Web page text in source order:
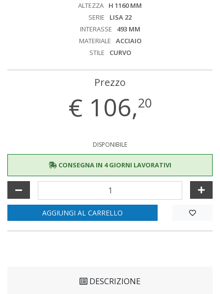
ALTEZZA
H 1160 MM
SERIE
LISA 22
INTERASSE
493 MM
MATERIALE
ACCIAIO
STILE
CURVO
Prezzo
€ 106,20
DISPONIBILE
CONSEGNA IN 4 GIORNI LAVORATIVI
AGGIUNGI AL CARRELLO
DESCRIZIONE